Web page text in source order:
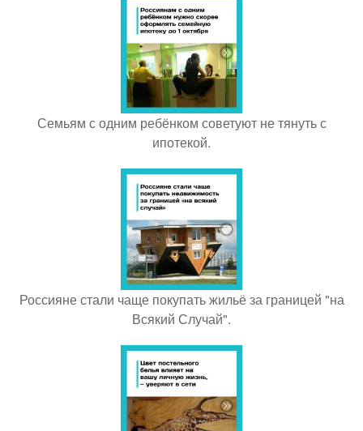
Семьям с одним ребёнком советуют не тянуть с
ипотекой.
Россияне стали чаще покупать жильё за границей "на
Всякий Случай".